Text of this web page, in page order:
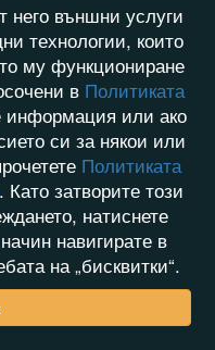
него външни услуги
технологии, които
му функциониране
в Политиката
информация или ако
си за някои или
Политиката
. Като затворите този
натиснете
навигирате в
на „бисквитки“.